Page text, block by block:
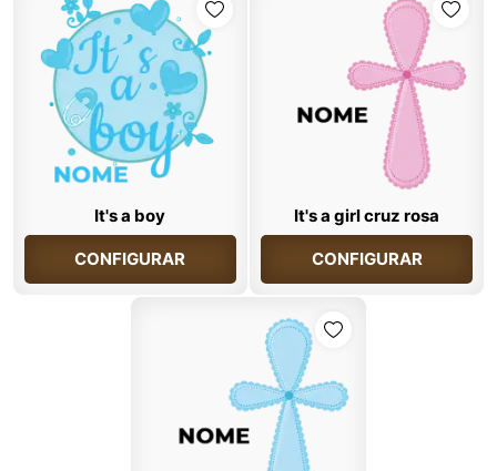
It's a boy
CONFIGURAR
It's a girl cruz rosa
CONFIGURAR